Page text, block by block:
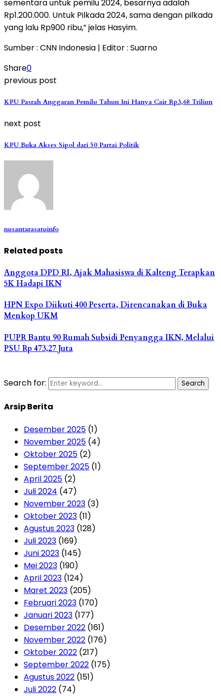
sementara untuk pemilu 2024, besarnya adalah
Rp1.200.000. Untuk Pilkada 2024, sama dengan pilkada
yang lalu Rp900 ribu,” jelas Hasyim.
Sumber : CNN Indonesia | Editor : Suarno
Share0
previous post
KPU Pasrah Anggaran Pemilu Tahun Ini Hanya Cair Rp3,68 Triliun
next post
KPU Buka Akses Sipol dari 50 Partai Politik
nusantarasatuinfo
Related posts
Anggota DPD RI, Ajak Mahasiswa di Kalteng Terapkan
5K Hadapi IKN
HPN Expo Diikuti 400 Peserta, Direncanakan di Buka
Menkop UKM
PUPR Bantu 90 Rumah Subsidi Penyangga IKN, Melalui
PSU Rp 473,27 Juta
Search for: Search
Arsip Berita
Desember 2025 (1)
November 2025 (4)
Oktober 2025 (2)
September 2025 (1)
April 2025 (2)
Juli 2024 (47)
November 2023 (3)
Oktober 2023 (11)
Agustus 2023 (128)
Juli 2023 (169)
Juni 2023 (145)
Mei 2023 (190)
April 2023 (124)
Maret 2023 (205)
Februari 2023 (170)
Januari 2023 (177)
Desember 2022 (161)
November 2022 (176)
Oktober 2022 (217)
September 2022 (175)
Agustus 2022 (151)
Juli 2022 (74)